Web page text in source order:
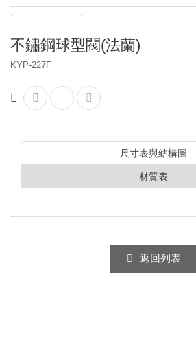
鑄鐵
球墨鑄鐵
KYP端吸聯軸離心式泵浦
不鏽鋼球型閥(法蘭)
KYP-227F
尺寸表與結構圖
材質表
返回列表